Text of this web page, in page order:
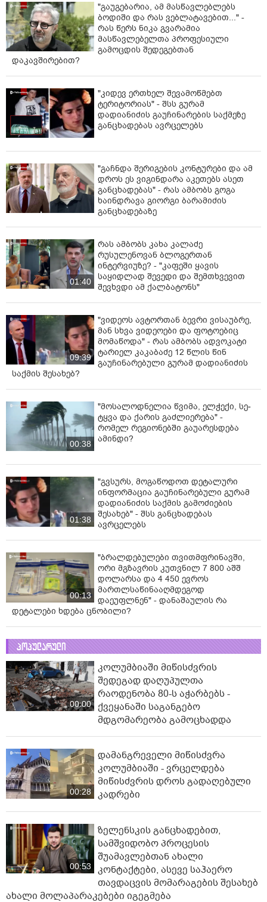
"გაუგებარია, ამ მასწავლებლებს
ბოდიში და რას ვებლატავებით..." -
რას წერს ნიკა გვარამია
მასწავლებელთა პროფესიული
გამოცდის შედეგებთან
დაკავშირებით?
"კიდევ ერთხელ შევამოწმებთ
ტერიტორიას" - შსს გურამ
დადიანიძის გაუჩინარების საქმეზე
განცხადებას ავრცელებს
"გაჩნდა შერიგების კონტურები და ამ
დროს ეს ვიგინდარა აკეთებს ასეთ
განცხადებას" - რას ამბობს გოგა
ხაინდრავა გიორგი ბარამიძის
განცხადებაზე
01:40
რას ამბობს კახა კალაძე
რუსულენოვან ბლოგერთან
ინტერვიუზე? - "კაფეში ყავის
საყიდლად შევედი და შემთხვევით
შევხვდი ამ ქალბატონს"
09:39
"ვიდეოს ავტორთან ბევრი ვისაუბრე,
მან სხვა ვიდეოები და ფოტოებიც
მომაწოდა" - რას ამბობს ადვოკატი
ტარიელ კაკაბაძე 12 წლის წინ
გაუჩინარებული გურამ დადიანიძის
საქმის შესახებ?
00:38
"მოსალოდნელია წვიმა, ელ­ჭე­ქი, სე­
ტყვა და ქა­რის გაძ­ლი­ე­რე­ბა" -
რომელ რეგიონებში გაუარესდება
ამინდი?
01:38
"გვსურს, მოგაწოდოთ დეტალური
ინფორმაცია გაუჩინარებული გურამ
დადიანიძის საქმის გამოძიების
შესახებ" - შსს განცხადებას
ავრცელებს
00:13
"ბრალდებულები თვითმფრინავში,
ორი მგზავრის კუთვნილ 7 800 აშშ
დოლარსა და 4 450 ევროს
მართლსაწინააღმდეგოდ
დაეუფლნენ" - დანაშაულის რა
დეტალები ხდება ცნობილი?
პოპულარული
00:00
კოლუმბიაში მიწისძვრის
შედეგად დაღუპულთა
რაოდენობა 80-ს აჭარბებს -
ქვეყანაში საგანგებო
მდგომარეობა გამოცხადდა
00:28
დამანგრეველი მიწისძვრა
კოლუმბიაში - ვრცელდება
მიწისძვრის დროს გადაღებული
კადრები
00:53
ზელენსკის განცხადებით,
სამშვიდობო პროცესის
შუამავლებთან ახალი
კონტაქტები, ასევე საჰაერო
თავდაცვის მომარაგების შესახებ
ახალი მოლაპარაკებები იგეგმება